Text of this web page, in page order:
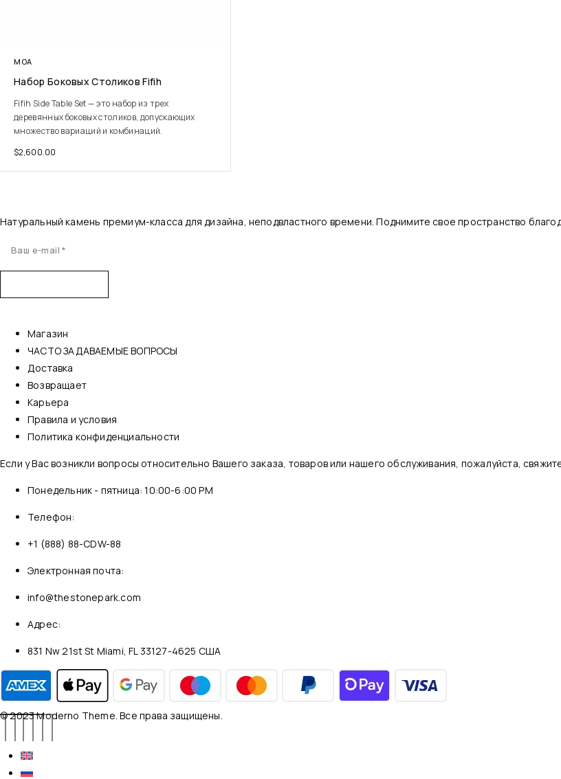
MOA
Набор Боковых Столиков Fifih
Fifih Side Table Set — это набор из трех
деревянных боковых столиков, допускающих
множество вариаций и комбинаций.
$2,600.00
Натуральный камень премиум-класса для дизайна, неподвластного времени. Поднимите свое пространство
Магазин
ЧАСТО ЗАДАВАЕМЫЕ ВОПРОСЫ
Доставка
Возвращает
Карьера
Правила и условия
Политика конфиденциальности
Если у Вас возникли вопросы относительно Вашего заказа, товаров или нашего обслуживания, пожалуйста,
Понедельник - пятница: 10:00-6:00 PM
Телефон:
+1 (888) 88-CDW-88
Электронная почта:
info@thestonepark.com
Адрес:
831 Nw 21st St Miami, FL 33127-4625 США
© 2023 Moderno Theme. Все права защищены.